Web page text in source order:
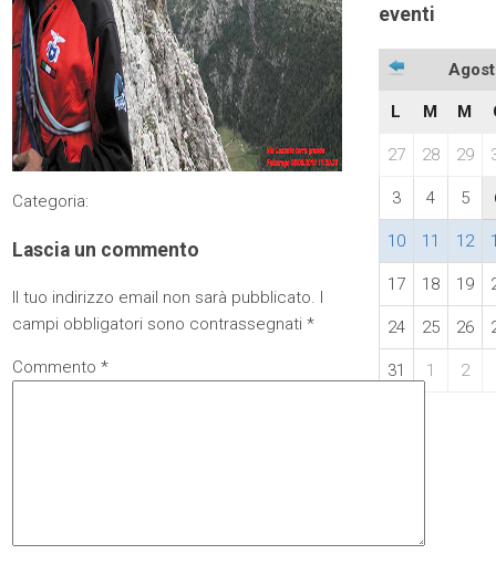
Categoria:
Lascia un commento
Il tuo indirizzo email non sarà pubblicato. I
campi obbligatori sono contrassegnati*
Commento*
eventi
L M M
27 28 29
3 4 5
10 11 12
17 18 19
24 25 26
31 1 2